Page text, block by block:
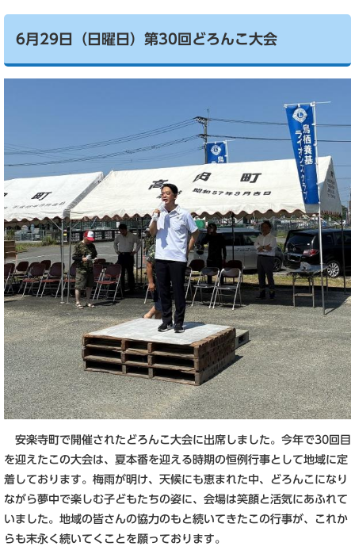
6月29日（日曜日）第30回どろんこ大会
安楽寺町で開催されたどろんこ大会に出席しました。今年で30回目
を迎えたこの大会は、夏本番を迎える時期の恒例行事として地域に定
着しております。梅雨が明け、天候にも恵まれた中、どろんこになり
ながら夢中で楽しむ子どもたちの姿に、会場は笑顔と活気にあふれて
いました。地域の皆さんの協力のもと続いてきたこの行事が、これか
らも末永く続いてくことを願っております。